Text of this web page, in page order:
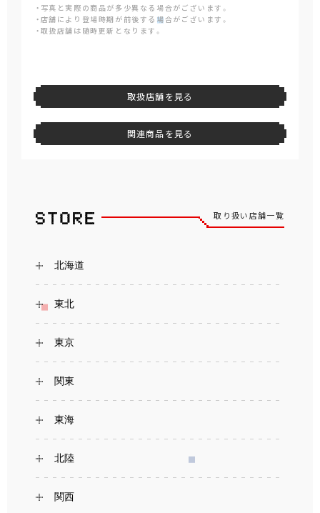
・写真と実際の商品が多少異なる場合がございます。
・店舗により登場時期が前後する場合がございます。
・取扱店舗は随時更新となります。
取扱店舗を見る
関連商品を見る
取り扱い店舗一覧
北海道
東北
東京
関東
東海
北陸
関西